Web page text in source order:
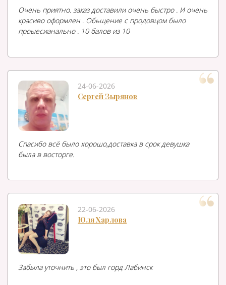
Очень приятно. заказ доставили очень быстро . И очень
красиво оформлен . Обьщение с продовцом было
проыесианально . 10 балов из 10
24-06-2026
Сергей Зырянов
Спасибо всё было хорошо,доставка в срок девушка
была в восторге.
22-06-2026
Юля Харлова
Забыла уточнить , это был горд Лабинск